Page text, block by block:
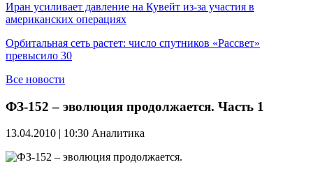
Иран усиливает давление на Кувейт из-за участия в
американских операциях
Орбитальная сеть растет: число спутников «Рассвет»
превысило 30
Все новости
ФЗ-152 – эволюция продолжается. Часть 1
13.04.2010 | 10:30 Аналитика